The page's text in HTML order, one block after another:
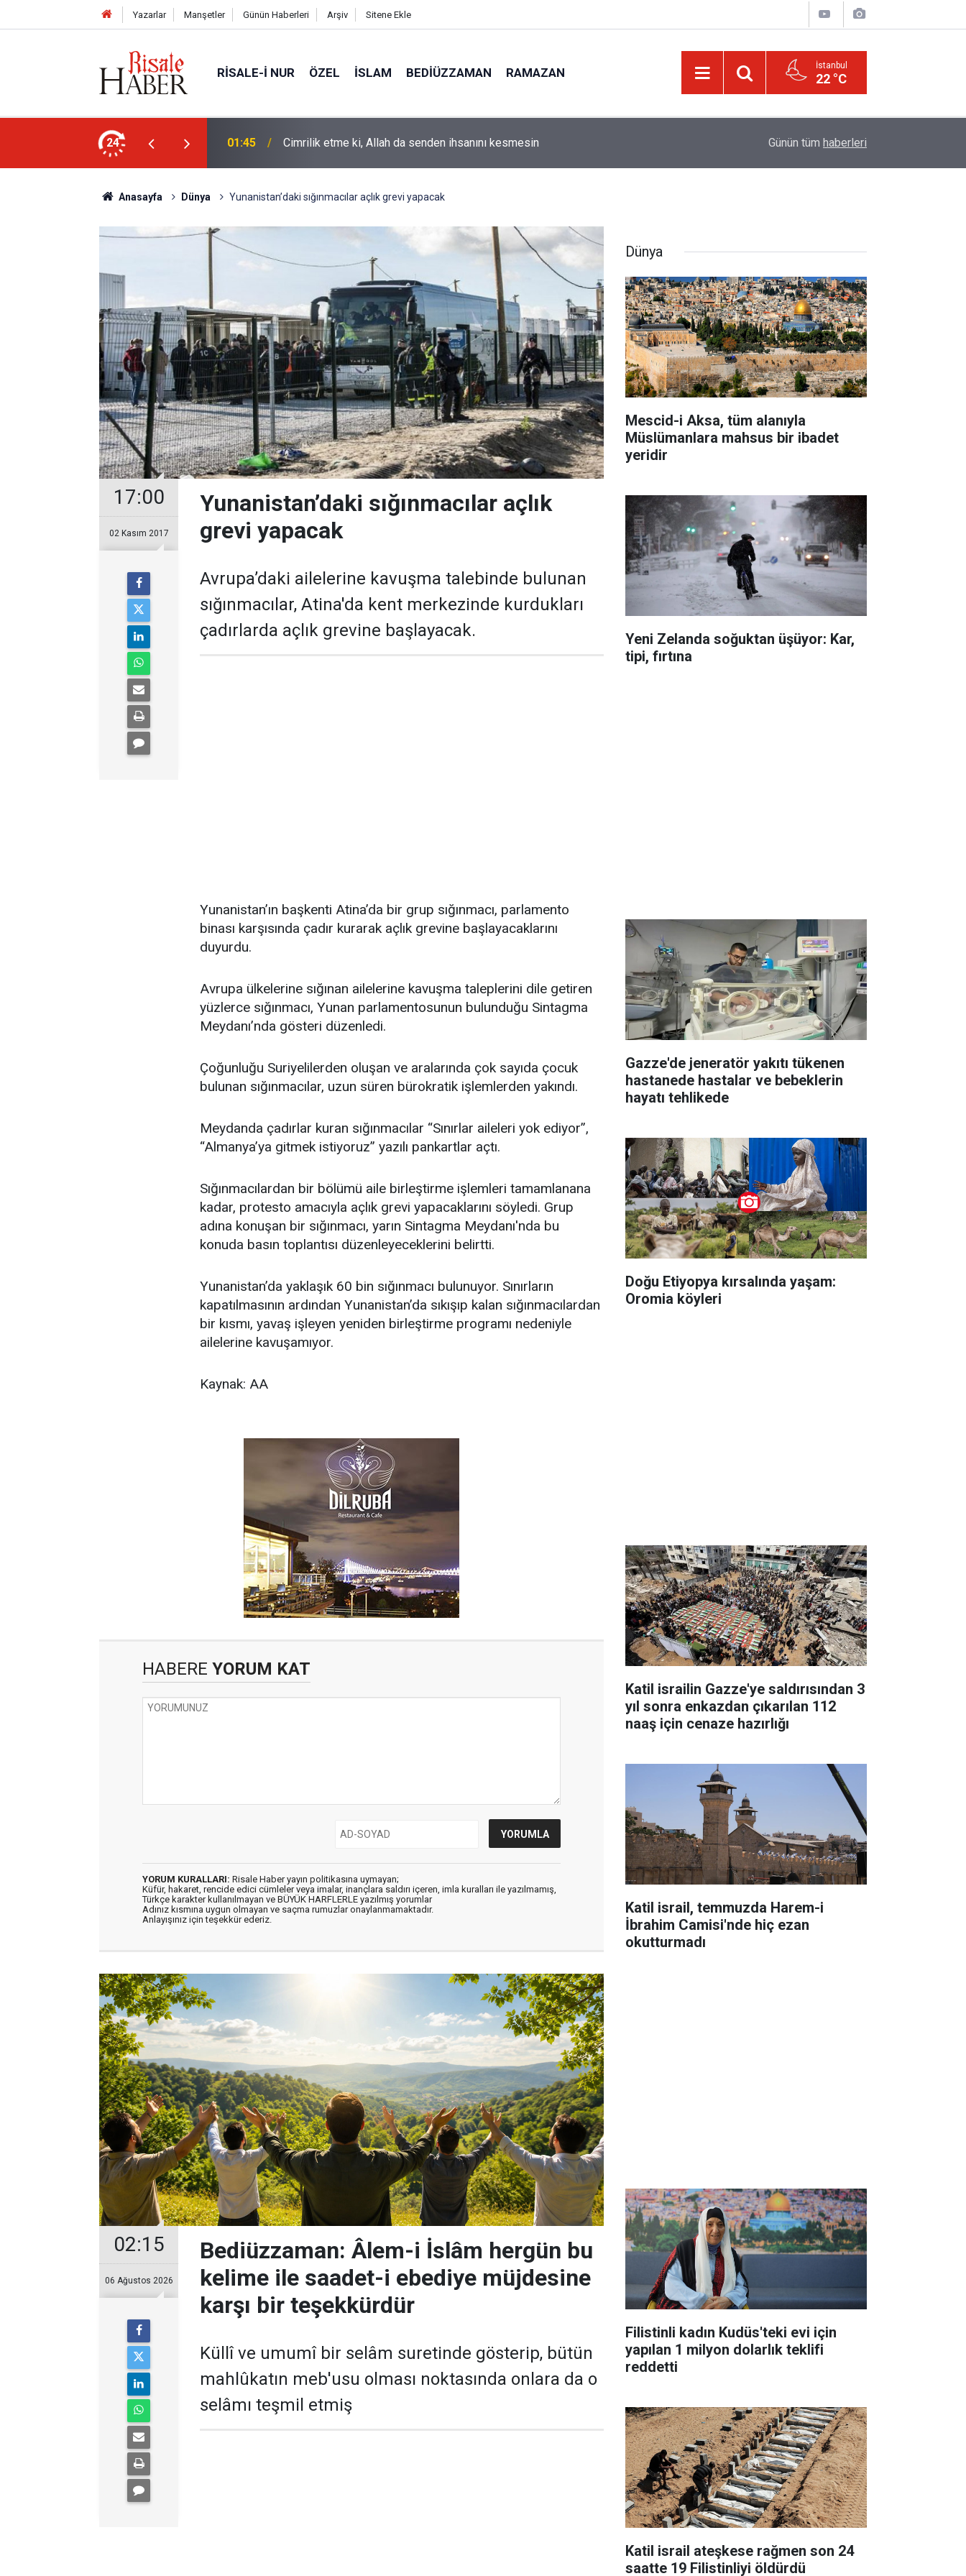
Yazarlar Manşetler Günün Haberleri Arşiv Sitene Ekle
RISALE-I NUR ÖZEL İSLAM BEDIÜZZAMAN RAMAZAN İstanbul
22 °C
24
bu kelime ile saadet-i ebediye müjdesine
01:45 Cimrilik etme ki, Allah da senden ihsanını kesmesin Bildirilmedi mi ki insan için, kendi çalıştığından
Günün tüm haberleri
Anasayfa Dünya Yunanistan’daki sığınmacılar açlık grevi yapacak
17:00
02 Kasım 2017
Yunanistan’daki sığınmacılar açlık
grevi yapacak
Avrupa’daki ailelerine kavuşma talebinde bulunan
sığınmacılar, Atina'da kent merkezinde kurdukları
çadırlarda açlık grevine başlayacak.
Yunanistan’ın başkenti Atina’da bir grup sığınmacı, parlamento
binası karşısında çadır kurarak açlık grevine başlayacaklarını
duyurdu.
Avrupa ülkelerine sığınan ailelerine kavuşma taleplerini dile getiren
yüzlerce sığınmacı, Yunan parlamentosunun bulunduğu Sintagma
Meydanı’nda gösteri düzenledi.
Çoğunluğu Suriyelilerden oluşan ve aralarında çok sayıda çocuk
bulunan sığınmacılar, uzun süren bürokratik işlemlerden yakındı.
Meydanda çadırlar kuran sığınmacılar “Sınırlar aileleri yok ediyor”,
“Almanya’ya gitmek istiyoruz” yazılı pankartlar açtı.
Sığınmacılardan bir bölümü aile birleştirme işlemleri tamamlanana
kadar, protesto amacıyla açlık grevi yapacaklarını söyledi. Grup
adına konuşan bir sığınmacı, yarın Sintagma Meydanı'nda bu
konuda basın toplantısı düzenleyeceklerini belirtti.
Yunanistan’da yaklaşık 60 bin sığınmacı bulunuyor. Sınırların
kapatılmasının ardından Yunanistan’da sıkışıp kalan sığınmacılardan
bir kısmı, yavaş işleyen yeniden birleştirme programı nedeniyle
ailelerine kavuşamıyor.
Kaynak: AA
HABERE YORUM KAT
YORUM KURALLARI: Risale Haber yayın politikasına uymayan;
Küfür, hakaret, rencide edici cümleler veya imalar, inançlara saldırı içeren, imla kuralları ile yazılmamış,
Türkçe karakter kullanılmayan ve BÜYÜK HARFLERLE yazılmış yorumlar
Adınız kısmına uygun olmayan ve saçma rumuzlar onaylanmamaktadır.
Anlayışınız için teşekkür ederiz.
02:15
06 Ağustos 2026
Bediüzzaman: Âlem-i İslâm hergün bu
kelime ile saadet-i ebediye müjdesine
karşı bir teşekkürdür
Küllî ve umumî bir selâm suretinde gösterip, bütün
mahlûkatın meb'usu olması noktasında onlara da o
selâmı teşmil etmiş
Dünya
Mescid-i Aksa, tüm alanıyla
Müslümanlara mahsus bir ibadet
yeridir
Yeni Zelanda soğuktan üşüyor: Kar,
tipi, fırtına
Gazze'de jeneratör yakıtı tükenen
hastanede hastalar ve bebeklerin
hayatı tehlikede
Doğu Etiyopya kırsalında yaşam:
Oromia köyleri
Katil israilin Gazze'ye saldırısından 3
yıl sonra enkazdan çıkarılan 112
naaş için cenaze hazırlığı
Katil israil, temmuzda Harem-i
İbrahim Camisi'nde hiç ezan
okutturmadı
Filistinli kadın Kudüs'teki evi için
yapılan 1 milyon dolarlık teklifi
reddetti
Katil israil ateşkese rağmen son 24
saatte 19 Filistinliyi öldürdü